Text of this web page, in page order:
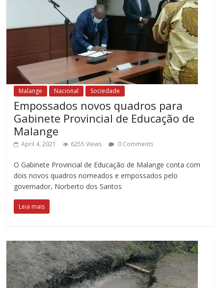
Malange Nacional Sociedade
Empossados novos quadros para
Gabinete Provincial de Educação de
Malange
April 4, 2021 6255 Views 0 Comments
O Gabinete Provincial de Educação de Malange conta com
dois novos quadros nomeados e empossados pelo
governador, Norberto dos Santos
Leia mais